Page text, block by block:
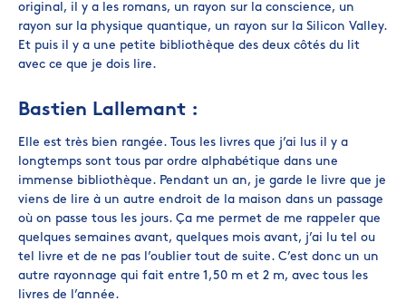
original, il y a les romans, un rayon sur la conscience, un
rayon sur la physique quantique, un rayon sur la Silicon Valley.
Et puis il y a une petite bibliothèque des deux côtés du lit
avec ce que je dois lire.
Bastien Lallemant :
Elle est très bien rangée. Tous les livres que j’ai lus il y a
longtemps sont tous par ordre alphabétique dans une
immense bibliothèque. Pendant un an, je garde le livre que je
viens de lire à un autre endroit de la maison dans un passage
où on passe tous les jours. Ça me permet de me rappeler que
quelques semaines avant, quelques mois avant, j’ai lu tel ou
tel livre et de ne pas l’oublier tout de suite. C’est donc un un
autre rayonnage qui fait entre 1,50 m et 2 m, avec tous les
livres de l’année.